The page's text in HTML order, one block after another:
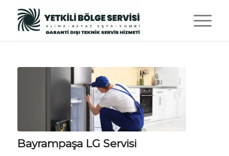
Bayrampaşa LG Servisi